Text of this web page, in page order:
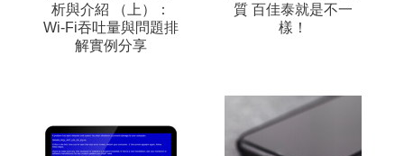
析與介紹 （上）：
Wi-Fi吞吐量與問題排
解實例分享
質 百佳泰就是不一
樣！